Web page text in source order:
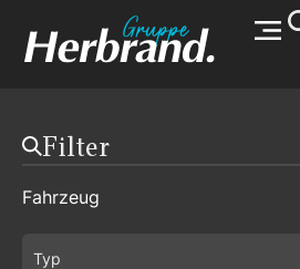
Filter
Fahrzeug
Typ